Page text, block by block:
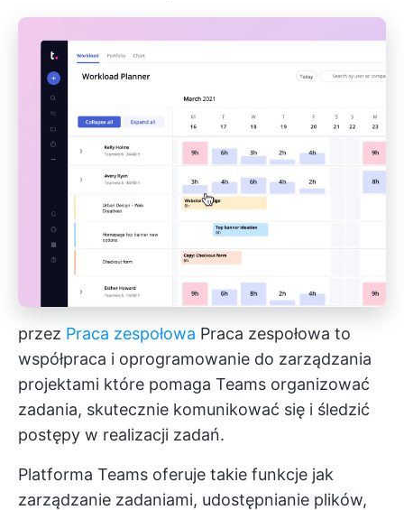
przez Praca zespołowa Praca zespołowa to
współpraca i oprogramowanie do zarządzania
projektami które pomaga Teams organizować
zadania, skutecznie komunikować się i śledzić
postępy w realizacji zadań.
Platforma Teams oferuje takie funkcje jak
zarządzanie zadaniami, udostępnianie plików,